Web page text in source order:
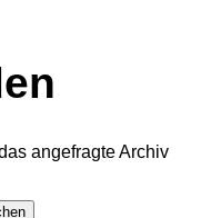
angefragte Archiv